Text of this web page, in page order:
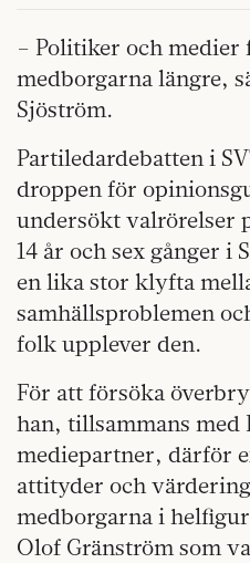
– Politiker och medier
medborgarna längre,
Sjöström.
Partiledardebatten i
droppen för
undersökt valrörelser
14 år och sex gånger i
en lika stor klyfta
samhällsproblemen
folk upplever den.
För att försöka
han, tillsammans med
mediepartner, därför
attityder och
medborgarna i
Olof Gränström som